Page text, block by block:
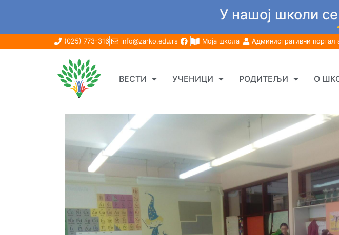
У нашој школи се
(025) 773-316 info@zarko.edu.rs Моја школа Административни портал
ВЕСТИ УЧЕНИЦИ РОДИТЕЉИ О